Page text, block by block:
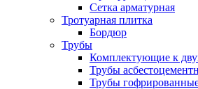
Сетка арматурная
Тротуарная плитка
Бордюр
Трубы
Комплектующие к
Трубы
Трубы